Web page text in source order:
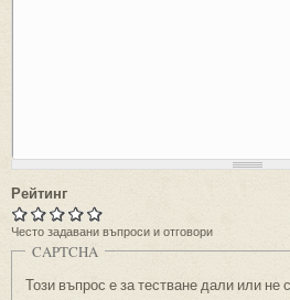
Рейтинг
Често задавани въпроси и отговори
CAPTCHA
Този въпрос е за тестване дали или не